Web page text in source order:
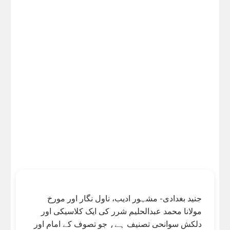
جنید بغدادی- مشہور ادیب، ناول نگار اور مورخ
مولانا محمد عبدالحلیم شرر کی ایک کلاسیکی اور
دلکش سوانحی تصنیف ہے، جو تصوف کے امام اور